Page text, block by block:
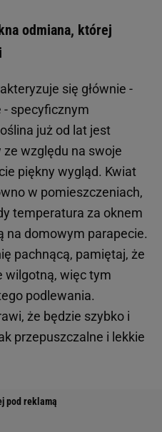
odmiana, której
się głównie -
specyficznym
już od lat jest
względu na swoje
piękny wygląd. Kwiat
w pomieszczeniach,
temperatura za oknem
na domowym parapecie.
pachnącą, pamiętaj, że
wilgotną, więc tym
podlewania.
że będzie szybko i
przepuszczalne i lekkie